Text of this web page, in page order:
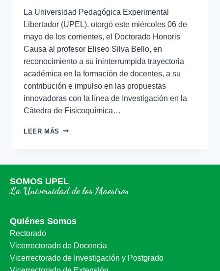
La Universidad Pedagógica Experimental
Libertador (UPEL), otorgó este miércoles 06 de
mayo de los corrientes, el Doctorado Honoris
Causa al profesor Eliseo Silva Bello, en
reconocimiento a su ininterrumpida trayectoria
académica en la formación de docentes, a su
contribución e impulso en las propuestas
innovadoras con la línea de Investigación en la
Cátedra de Físicoquímica…
LEER MÁS
SOMOS UPEL
La Universidad de los Maestros
Quiénes Somos
Rectorado
Vicerrectorado de Docencia
Vicerrectorado de Investigación y Postgrado